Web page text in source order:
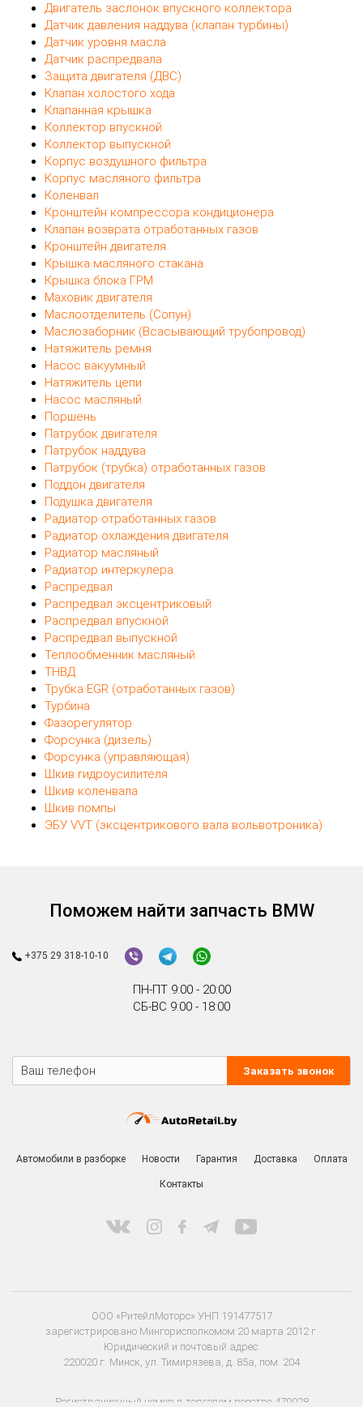
Двигатель заслонок впускного коллектора
Датчик давления наддува (клапан турбины)
Датчик уровня масла
Датчик распредвала
Защита двигателя (ДВС)
Клапан холостого хода
Клапанная крышка
Коллектор впускной
Коллектор выпускной
Корпус воздушного фильтра
Корпус масляного фильтра
Коленвал
Кронштейн компрессора кондиционера
Клапан возврата отработанных газов
Кронштейн двигателя
Крышка масляного стакана
Крышка блока ГРМ
Маховик двигателя
Маслоотделитель (Сопун)
Маслозаборник (Всасывающий трубопровод)
Натяжитель ремня
Насос вакуумный
Натяжитель цепи
Насос масляный
Поршень
Патрубок двигателя
Патрубок наддува
Патрубок (трубка) отработанных газов
Поддон двигателя
Подушка двигателя
Радиатор отработанных газов
Радиатор охлаждения двигателя
Радиатор масляный
Радиатор интеркулера
Распредвал
Распредвал эксцентриковый
Распредвал впускной
Распредвал выпускной
Теплообменник масляный
ТНВД
Трубка EGR (отработанных газов)
Турбина
Фазорегулятор
Форсунка (дизель)
Форсунка (управляющая)
Шкив гидроусилителя
Шкив коленвала
Шкив помпы
ЭБУ VVT (эксцентрикового вала вольвотроника)
Поможем найти запчасть BMW
+375 29 318-10-10
ПН-ПТ 9:00 - 20:00
СБ-ВС 9:00 - 18:00
Заказать звонок
Автомобили в разборке Новости Гарантия Доставка Оплата
Контакты
ООО «РитейлМоторс» УНП 191477517
зарегистрировано Мингорисполкомом 20 марта 2012 г.
Юридический и почтовый адрес:
220020 г. Минск, ул. Тимирязева, д. 85а, пом. 204
Регистрационный номер в торговом реестре 479028